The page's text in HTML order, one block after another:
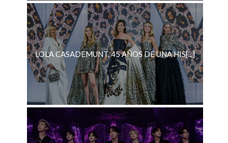
LOLA CASADEMUNT, 45 AÑOS DE UNA HIS[...]